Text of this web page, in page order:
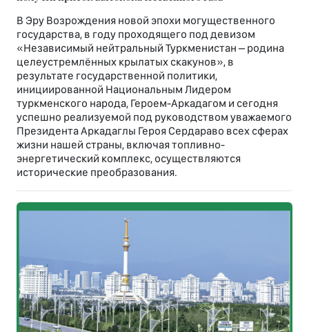
В Эру Возрождения новой эпохи могущественного
государства, в году проходящего под девизом
«Независимый нейтральный Туркменистан – родина
целеустремлённых крылатых скакунов», в
результате государственной политики,
инициированной Национальным Лидером
туркменского народа, Героем-Аркадагом и сегодня
успешно реализуемой под руководством уважаемого
Президента Аркадаглы Героя Сердараво всех сферах
жизни нашей страны, включая топливно-
энергетический комплекс, осуществляются
исторические преобразования.